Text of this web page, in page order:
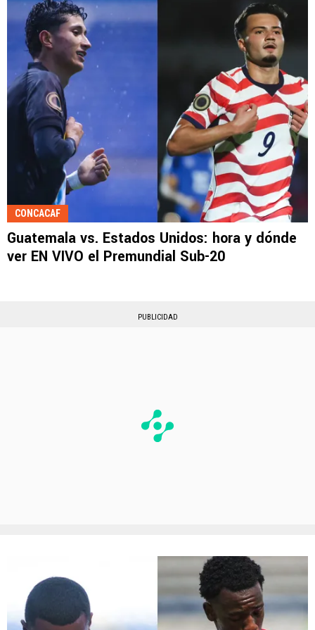
CONCACAF
Guatemala vs. Estados Unidos: hora y dónde
ver EN VIVO el Premundial Sub-20
PUBLICIDAD